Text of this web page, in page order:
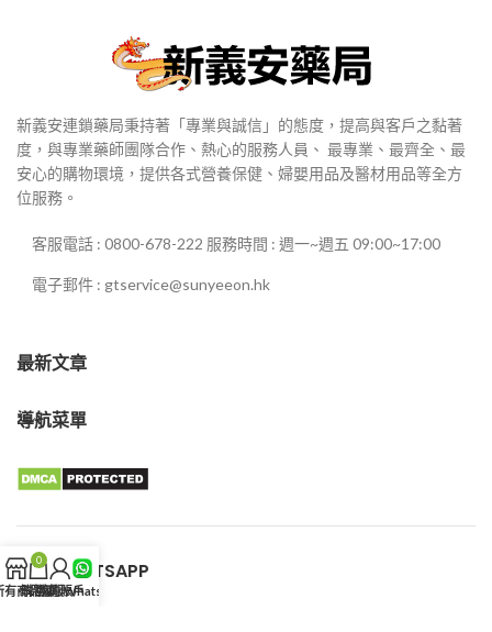
新義安連鎖藥局秉持著「專業與誠信」的態度，提高與客戶之黏著
度，與專業藥師團隊合作、熱心的服務人員、 最專業、最齊全、最
安心的購物環境，提供各式營養保健、婦嬰用品及醫材用品等全方
位服務。
客服電話 : 0800-678-222 服務時間 : 週一~週五 09:00~17:00
電子郵件 : gtservice@sunyeeon.hk
最新文章
導航菜單
客服WHATSAPP
有商品
0
購物車我的賬戶
客服WhatsApp